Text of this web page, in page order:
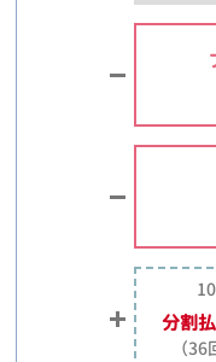
分割
（